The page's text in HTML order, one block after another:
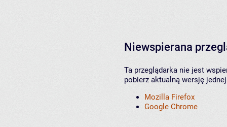
Niewspierana
Ta przeglądarka nie jest
pobierz aktualną wersję
Mozilla Firefox
Google Chrome